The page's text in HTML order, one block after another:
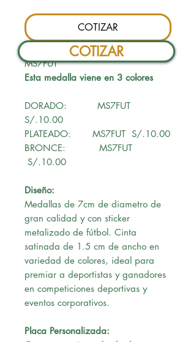
COTIZAR
MS7FUT
Esta medalla viene en 3 colores
DORADO: MS7FUT
S/.10.00
PLATEADO: MS7FUT S/.10.00
BRONCE: MS7FUT
S/.10.00
Diseño:
Medallas de 7cm de diametro de
gran calidad y con sticker
metalizado de fútbol. Cinta
satinada de 1.5 cm de ancho en
variedad de colores, ideal para
premiar a deportistas y ganadores
en competiciones deportivas y
eventos corporativos.
Placa Personalizada:
COTIZAR